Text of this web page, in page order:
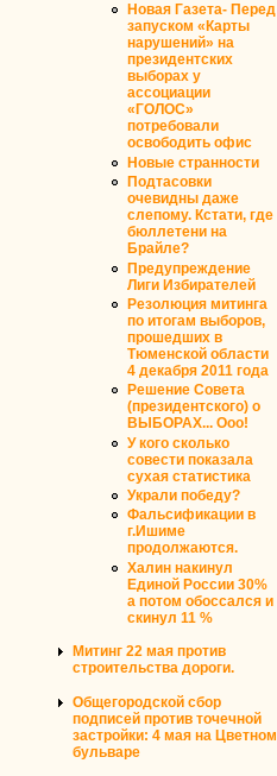
Новая Газета- Перед
запуском «Карты
нарушений» на
президентских
выборах у
ассоциации
«ГОЛОС»
потребовали
освободить офис
Новые странности
Подтасовки
очевидны даже
слепому. Кстати, где
бюллетени на
Брайле?
Предупреждение
Лиги Избирателей
Резолюция митинга
по итогам выборов,
прошедших в
Тюменской области
4 декабря 2011 года
Решение Совета
(президентского) о
ВЫБОРАХ... Ооо!
У кого сколько
совести показала
сухая статистика
Украли победу?
Фальсификации в
г.Ишиме
продолжаются.
Халин накинул
Единой России 30%
а потом обоссался и
скинул 11 %
Митинг 22 мая против
строительства дороги.
Общегородской сбор
подписей против точечной
застройки: 4 мая на Цветном
бульваре